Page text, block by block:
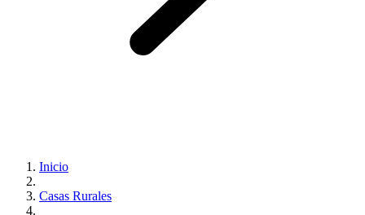
Inicio
Casas Rurales